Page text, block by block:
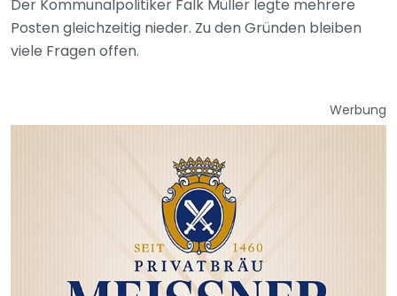
Der Kommunalpolitiker Falk Müller legte mehrere
Posten gleichzeitig nieder. Zu den Gründen bleiben
viele Fragen offen.
Werbung